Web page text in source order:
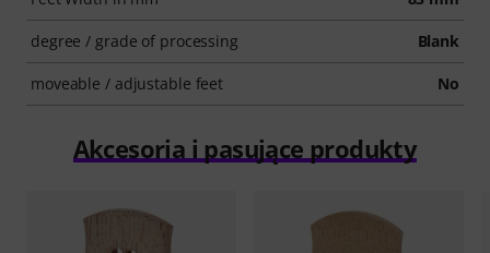
degree / grade of processing Blank
moveable / adjustable feet No
Akcesoria i pasujące produkty